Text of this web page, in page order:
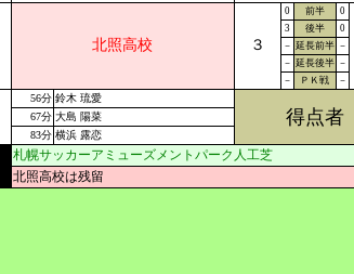
北照高校 ３
0 前半 0
3 後半
0
－ 延長前半 －
－ 延長後半 －
－
ＰＫ戦 －
56分 鈴木 琉愛
得点者
67分 大島 陽菜
83分 横浜 露恋
札幌サッカーアミューズメントパーク人工芝
北照高校は残留